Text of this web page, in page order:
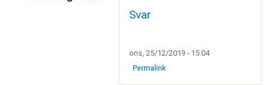
At slå masker op
Svar
ons, 25/12/2019 - 15:04
Permalink